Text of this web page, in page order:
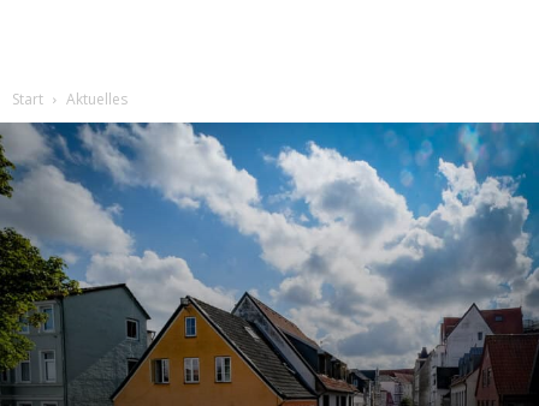
Start Aktuelles